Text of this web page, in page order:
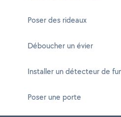
Poser des rideaux
Déboucher un évier
Installer un détecteur de
Poser une porte